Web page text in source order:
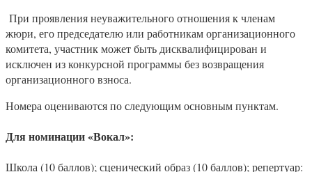
При проявления неуважительного отношения к членам
жюри, его председателю или работникам организационного
комитета, участник может быть дисквалифицирован и
исключен из конкурсной программы без возвращения
организационного взноса.
Номера оцениваются по следующим основным пунктам.
Для номинации «Вокал»:
Школа (10 баллов); сценический образ (10 баллов); репертуар: